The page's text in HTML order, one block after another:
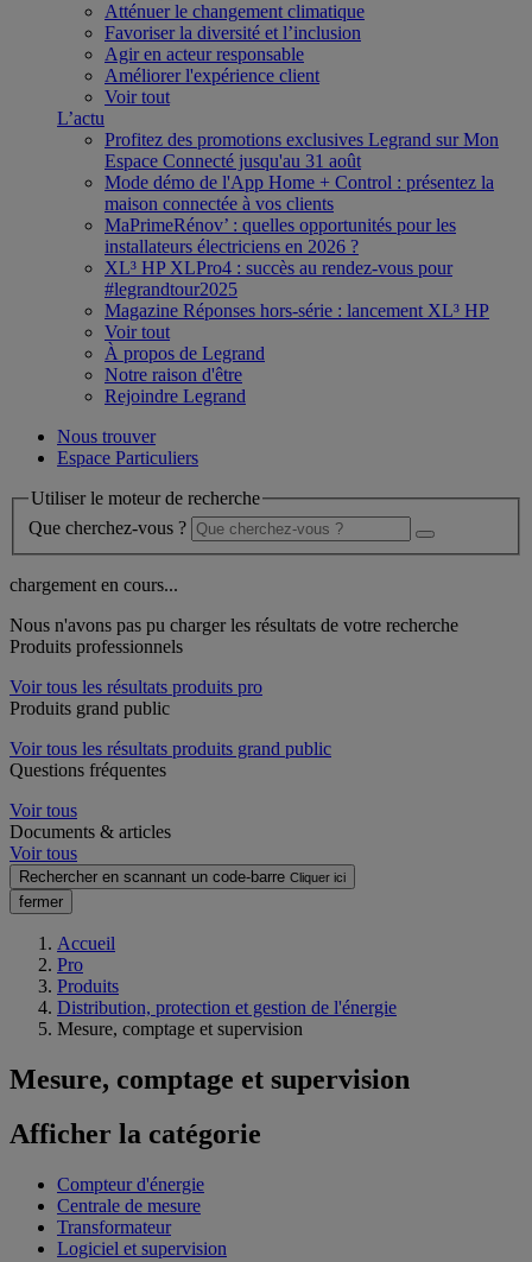
Atténuer le changement climatique
Favoriser la diversité et l’inclusion
Agir en acteur responsable
Améliorer l'expérience client
Voir tout
L’actu
Profitez des promotions exclusives Legrand sur Mon
Espace Connecté jusqu'au 31 août
Mode démo de l'App Home + Control : présentez la
maison connectée à vos clients
MaPrimeRénov’ : quelles opportunités pour les
installateurs électriciens en 2026 ?
XL³ HP XLPro4 : succès au rendez-vous pour
#legrandtour2025
Magazine Réponses hors-série : lancement XL³ HP
Voir tout
À propos de Legrand
Notre raison d'être
Rejoindre Legrand
Nous trouver
Espace Particuliers
Utiliser le moteur de recherche
Que cherchez-vous ?
chargement en cours...
Nous n'avons pas pu charger les résultats de votre recherche
Produits professionnels
Voir tous les résultats produits pro
Produits grand public
Voir tous les résultats produits grand public
Questions fréquentes
Voir tous
Documents & articles
Voir tous
Rechercher en scannant un code-barre Cliquer ici
fermer
Accueil
Pro
Produits
Distribution, protection et gestion de l'énergie
Mesure, comptage et supervision
Mesure, comptage et supervision
Afficher la catégorie
Compteur d'énergie
Centrale de mesure
Transformateur
Logiciel et supervision